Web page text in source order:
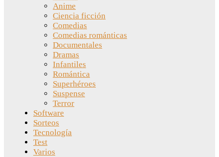
Anime
Ciencia ficción
Comedias
Comedias románticas
Documentales
Dramas
Infantiles
Romántica
Superhéroes
Suspense
Terror
Software
Sorteos
Tecnología
Test
Varios